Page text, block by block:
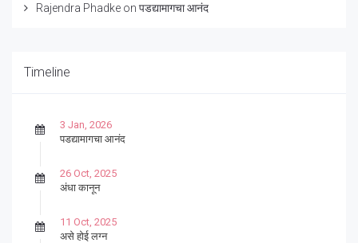
Rajendra Phadke on पडद्यामागचा आनंद
Timeline
3 Jan, 2026
पडद्यामागचा आनंद
26 Oct, 2025
अंधा कानून
11 Oct, 2025
असे होई लग्न